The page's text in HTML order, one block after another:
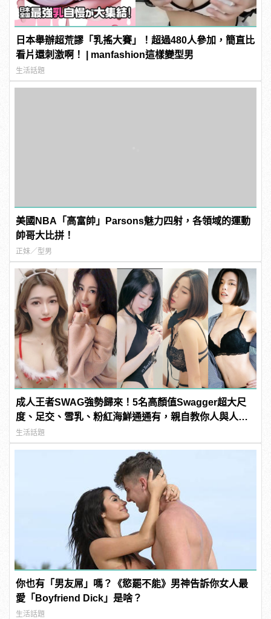
日本舉辦超荒謬「乳搖大賽」！超過480人參加，簡直比
看片還刺激啊！ | manfashion這樣變型男
生活話題
美國NBA「高富帥」Parsons魅力四射，各領域的運動
帥哥大比拼！
正妹／型男
成人王者SWAG強勢歸來！5名高顏值Swagger超大尺
度、足交、雪乳、粉紅海鮮通通有，親自教你人與人的
連結！ | manfashion這樣變型男
生活話題
你也有「男友屌」嗎？《慾罷不能》男神告訴你女人最
愛「Boyfriend Dick」是啥？
生活話題